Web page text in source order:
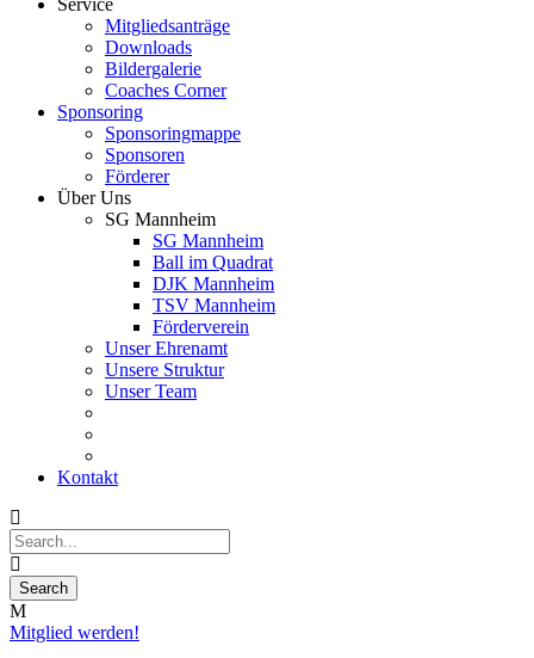
Service
Mitgliedsanträge
Downloads
Bildergalerie
Coaches Corner
Sponsoring
Sponsoringmappe
Sponsoren
Förderer
Über Uns
SG Mannheim
SG Mannheim
Ball im Quadrat
DJK Mannheim
TSV Mannheim
Förderverein
Unser Ehrenamt
Unsere Struktur
Unser Team
Kontakt
Mitglied werden!